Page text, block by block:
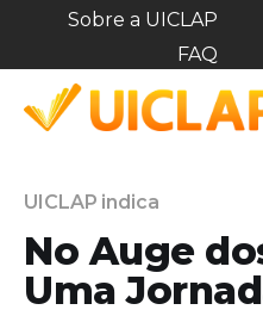
Sobre a UICLAP
FAQ
UICLAP indica
No Auge
Uma